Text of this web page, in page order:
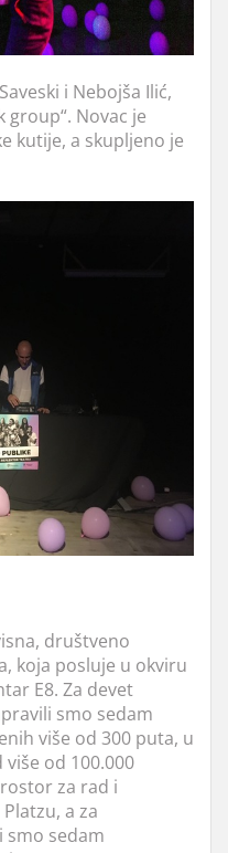
i Nebojša Ilić,
group“. Novac je
kutije, a skupljeno je
društveno
koja posluje u okviru
E8. Za devet
smo sedam
više od 300 puta, u
od 100.000
za rad i
a za
smo sedam